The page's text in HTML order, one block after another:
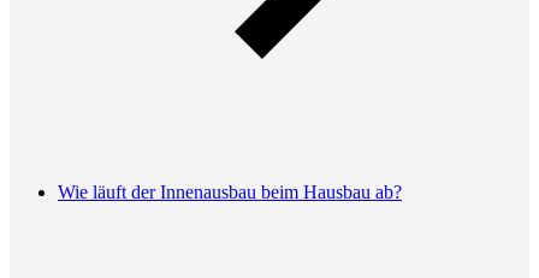
Wie läuft der Innenausbau beim Hausbau ab?